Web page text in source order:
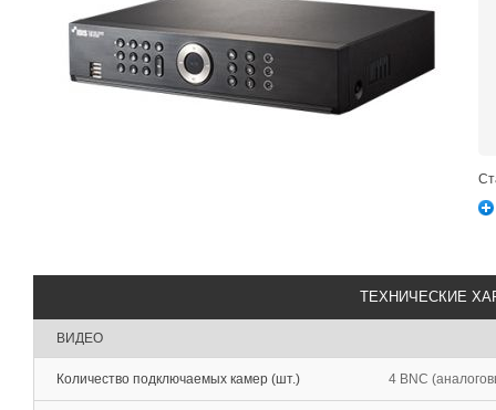
ТЕХНИЧЕСКИЕ
ВИДЕО
Количество подключаемых камер (шт.) 4 BNC